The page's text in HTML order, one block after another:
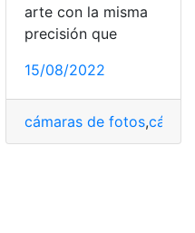
,KIA,Riesgo
arte con la misma
precisión que
15/08/2022
cámaras de fotos,